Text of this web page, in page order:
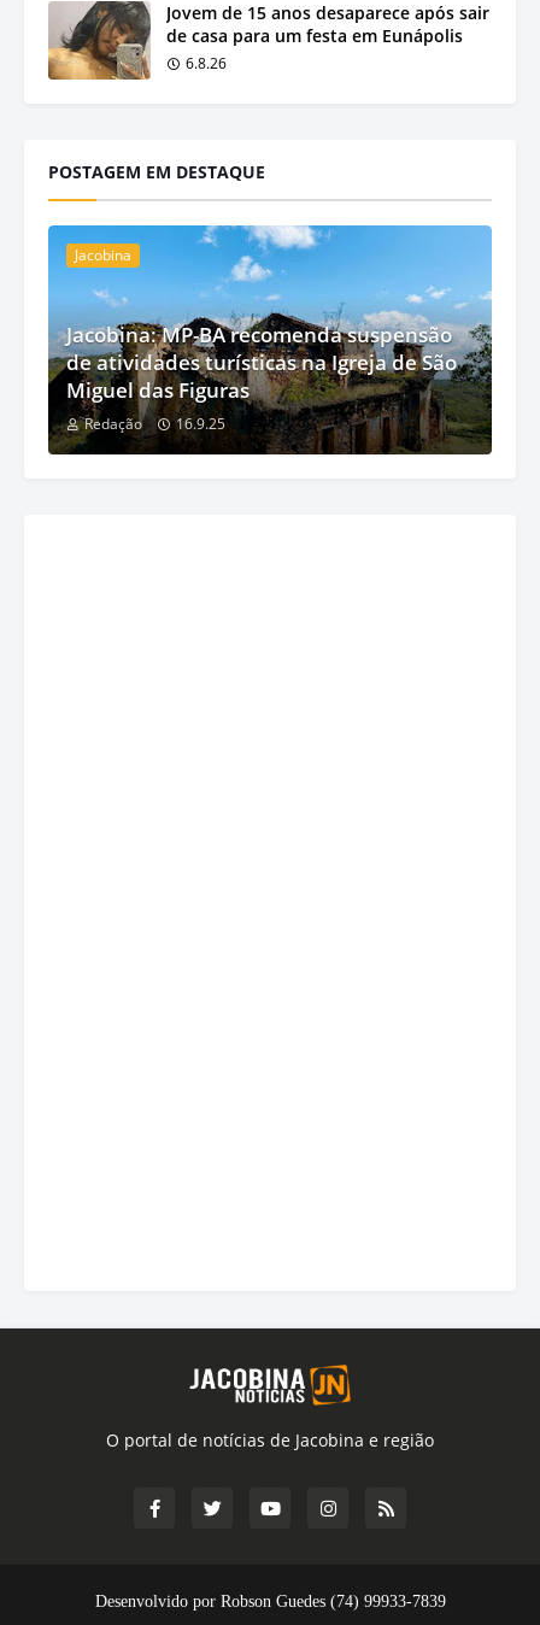
Jovem de 15 anos desaparece após sair
de casa para um festa em Eunápolis
6.8.26
POSTAGEM EM DESTAQUE
Jacobina
Jacobina: MP-BA recomenda suspensão
de atividades turísticas na Igreja de São
Miguel das Figuras
Redação 16.9.25
O portal de notícias de Jacobina e região
Desenvolvido por Robson Guedes (74) 99933-7839